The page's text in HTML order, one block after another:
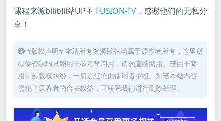
课程来源bilibili站UP主 FUSION-TV ，感谢他们的无私分
享！
#版权声明# 本站所有资源版权均属于原作者所有，这里所
提供资源均只能用于参考学习用，请勿直接商用。若由于商
用引起版权纠纷，一切责任均由使用者承担。如若本站内容
侵犯了原著者的合法权益，可联系我们进行删除处理。